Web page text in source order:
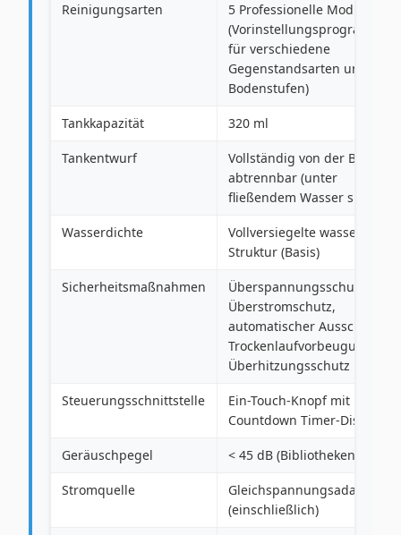
Reinigungsarten
5 Professionelle Modi
(Vorinstellungsprogramme
für verschiedene
Gegenstandsarten und
Bodenstufen)
Tankkapazität 320 ml
Tankentwurf
Vollständig von der Basis
abtrennbar (unter
fließendem Wasser spülbar)
Wasserdichte
Vollversiegelte wasserdichte
Struktur (Basis)
Sicherheitsmaßnahmen
Überspannungsschutz,
Überstromschutz,
automatischer Ausschalten,
Trockenlaufvorbeugung,
Überhitzungsschutz
Steuerungsschnittstelle
Ein-Touch-Knopf mit Digital
Countdown Timer-Display
Geräuschpegel < 45 dB (Bibliothekenstille)
Stromquelle
Gleichspannungsadapter
(einschließlich)